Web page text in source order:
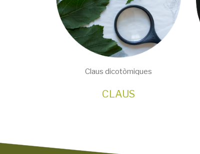
Claus dicotòmiques
CLAUS